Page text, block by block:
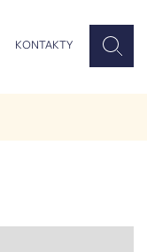
KONTAKTY